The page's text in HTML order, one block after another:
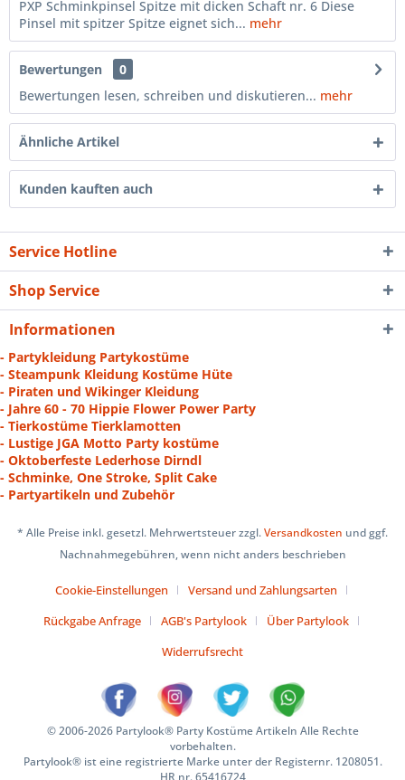
PXP Schminkpinsel Spitze mit dicken Schaft nr. 6 Diese
Pinsel mit spitzer Spitze eignet sich... mehr
Bewertungen
0
Bewertungen lesen, schreiben und diskutieren... mehr
Ähnliche Artikel
Kunden kauften auch
Service Hotline
Shop Service
Informationen
- Partykleidung Partykostüme
- Steampunk Kleidung Kostüme Hüte
- Piraten und Wikinger Kleidung
- Jahre 60 - 70 Hippie Flower Power Party
- Tierkostüme Tierklamotten
- Lustige JGA Motto Party kostüme
- Oktoberfeste Lederhose Dirndl
- Schminke, One Stroke, Split Cake
- Partyartikeln und Zubehör
* Alle Preise inkl. gesetzl. Mehrwertsteuer zzgl.Versandkosten und ggf.
Nachnahmegebühren, wenn nicht anders beschrieben
Cookie-Einstellungen
Versand und Zahlungsarten
Rückgabe Anfrage
AGB's Partylook
Über Partylook
Widerrufsrecht
© 2006-2026 Partylook® Party Kostüme Artikeln Alle Rechte
vorbehalten.
Partylook® ist eine registrierte Marke unter der Registernr. 1208051.